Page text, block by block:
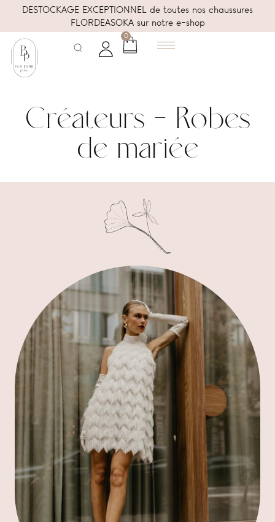
DESTOCKAGE EXCEPTIONNEL de toutes nos chaussures
FLORDEASOKA sur notre e-shop
0
Créateurs - Robes
de mariée